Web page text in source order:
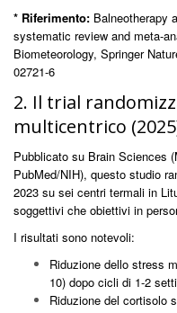
* Riferimento: Balneotherapy
systematic review and meta-
Biometeorology, Springer
02721-6
2. Il trial
multicentrico
Pubblicato su Brain Sciences
PubMed/NIH), questo studio
2023 su sei centri termali in
soggettivi che obiettivi in
I risultati sono notevoli:
Riduzione dello stress
10) dopo cicli di 1-2
Riduzione del cortisolo